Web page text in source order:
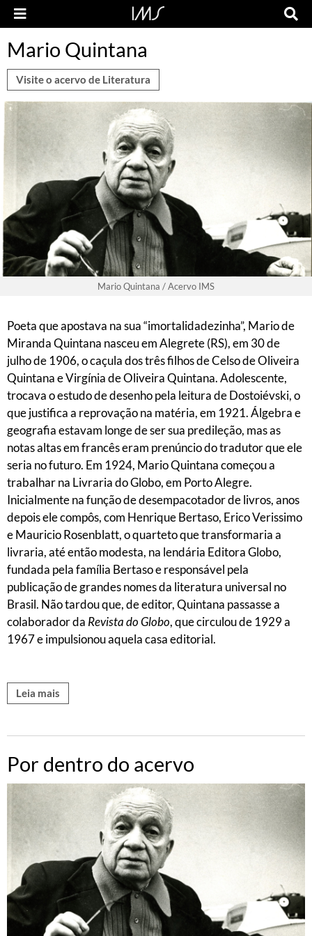
Mario Quintana
Visite o acervo de Literatura
Mario Quintana / Acervo IMS
Poeta que apostava na sua “imortalidadezinha”, Mario de
Miranda Quintana nasceu em Alegrete (RS), em 30 de
julho de 1906, o caçula dos três filhos de Celso de Oliveira
Quintana e Virgínia de Oliveira Quintana. Adolescente,
trocava o estudo de desenho pela leitura de Dostoiévski, o
que justifica a reprovação na matéria, em 1921. Álgebra e
geografia estavam longe de ser sua predileção, mas as
notas altas em francês eram prenúncio do tradutor que ele
seria no futuro. Em 1924, Mario Quintana começou a
trabalhar na Livraria do Globo, em Porto Alegre.
Inicialmente na função de desempacotador de livros, anos
depois ele compôs, com Henrique Bertaso, Erico Verissimo
e Mauricio Rosenblatt, o quarteto que transformaria a
livraria, até então modesta, na lendária Editora Globo,
fundada pela família Bertaso e responsável pela
publicação de grandes nomes da literatura universal no
Brasil. Não tardou que, de editor, Quintana passasse a
colaborador da Revista do Globo, que circulou de 1929 a
1967 e impulsionou aquela casa editorial.
Leia mais
Por dentro do acervo